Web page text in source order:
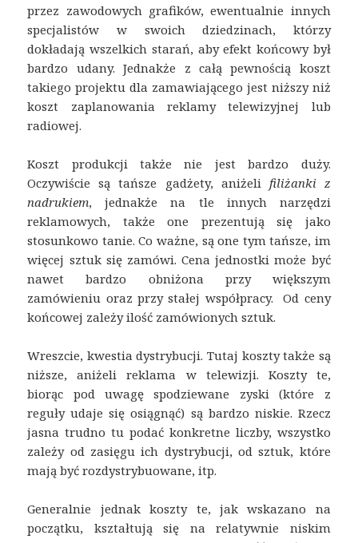
przez zawodowych grafików, ewentualnie innych
specjalistów w swoich dziedzinach, którzy
dokładają wszelkich starań, aby efekt końcowy był
bardzo udany. Jednakże z całą pewnością koszt
takiego projektu dla zamawiającego jest niższy niż
koszt zaplanowania reklamy telewizyjnej lub
radiowej.
Koszt produkcji także nie jest bardzo duży.
Oczywiście są tańsze gadżety, aniżeli filiżanki z
nadrukiem, jednakże na tle innych narzędzi
reklamowych, także one prezentują się jako
stosunkowo tanie. Co ważne, są one tym tańsze, im
więcej sztuk się zamówi. Cena jednostki może być
nawet bardzo obniżona przy większym
zamówieniu oraz przy stałej współpracy. Od ceny
końcowej zależy ilość zamówionych sztuk.
Wreszcie, kwestia dystrybucji. Tutaj koszty także są
niższe, aniżeli reklama w telewizji. Koszty te,
biorąc pod uwagę spodziewane zyski (które z
reguły udaje się osiągnąć) są bardzo niskie. Rzecz
jasna trudno tu podać konkretne liczby, wszystko
zależy od zasięgu ich dystrybucji, od sztuk, które
mają być rozdystrybuowane, itp.
Generalnie jednak koszty te, jak wskazano na
początku, kształtują się na relatywnie niskim